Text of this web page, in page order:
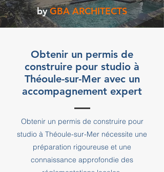
by GBA ARCHITECTS
Obtenir un permis de
construire pour studio à
Théoule-sur-Mer avec un
accompagnement expert
Obtenir un permis de construire pour
studio à Théoule-sur-Mer nécessite une
préparation rigoureuse et une
connaissance approfondie des